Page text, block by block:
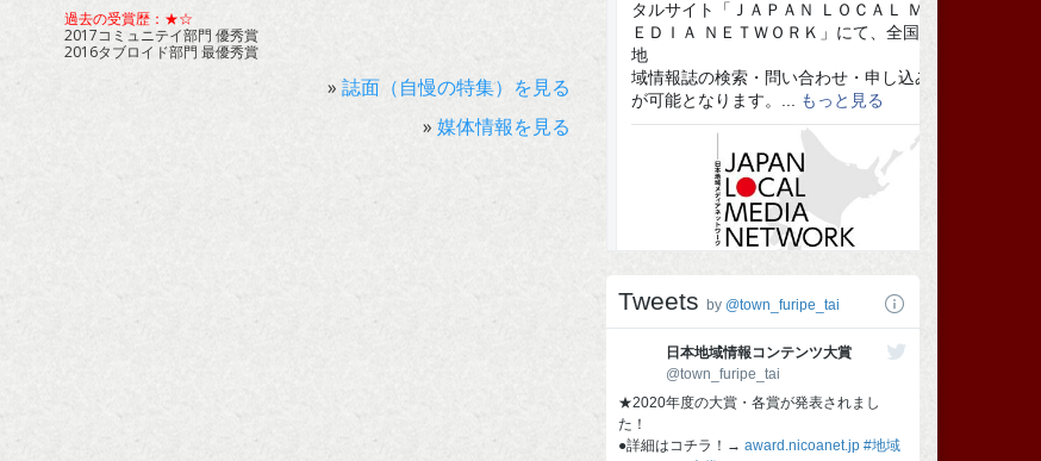
過去の受賞歴：★☆
2017コミュニテイ部門 優秀賞
2016タブロイド部門 最優秀賞
»誌面（自慢の特集）を見る
»媒体情報を見る